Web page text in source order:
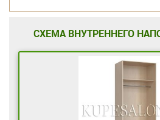
СХЕМА ВНУТРЕННЕГО